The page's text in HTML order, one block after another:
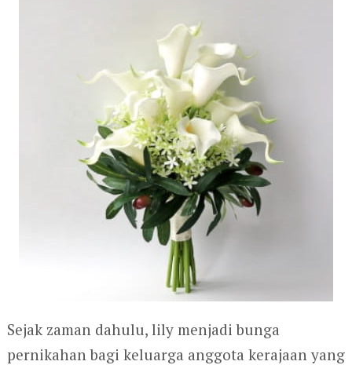
Sejak zaman dahulu, lily menjadi bunga
pernikahan bagi keluarga anggota kerajaan yang